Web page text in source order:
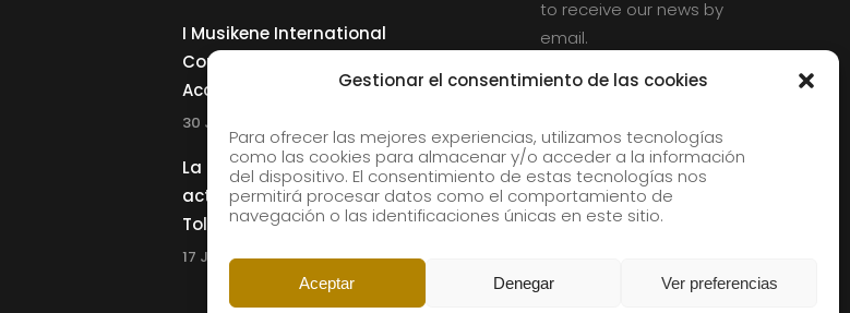
Gestionar el consentimiento de las cookies
Para ofrecer las mejores experiencias, utilizamos tecnologías
como las cookies para almacenar y/o acceder a la información
del dispositivo. El consentimiento de estas tecnologías nos
permitirá procesar datos como el comportamiento de
navegación o las identificaciones únicas en este sitio.
Aceptar Denegar Ver preferencias
I Musikene International
Competition for Young
Accordionists
30 July, 2026
La Musikene Big Band
actuará junto a Charles
Tolliver en el 61 Jazzaldia
17 July, 2026
to receive our news by
email.